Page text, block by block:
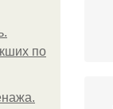
по